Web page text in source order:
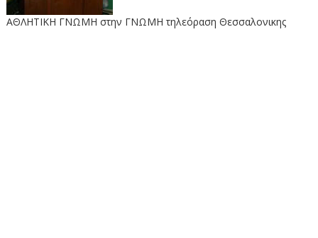
ΑΘΛΗΤΙΚΗ ΓΝΩΜΗ στην ΓΝΩΜΗ τηλεόραση Θεσσαλονικης